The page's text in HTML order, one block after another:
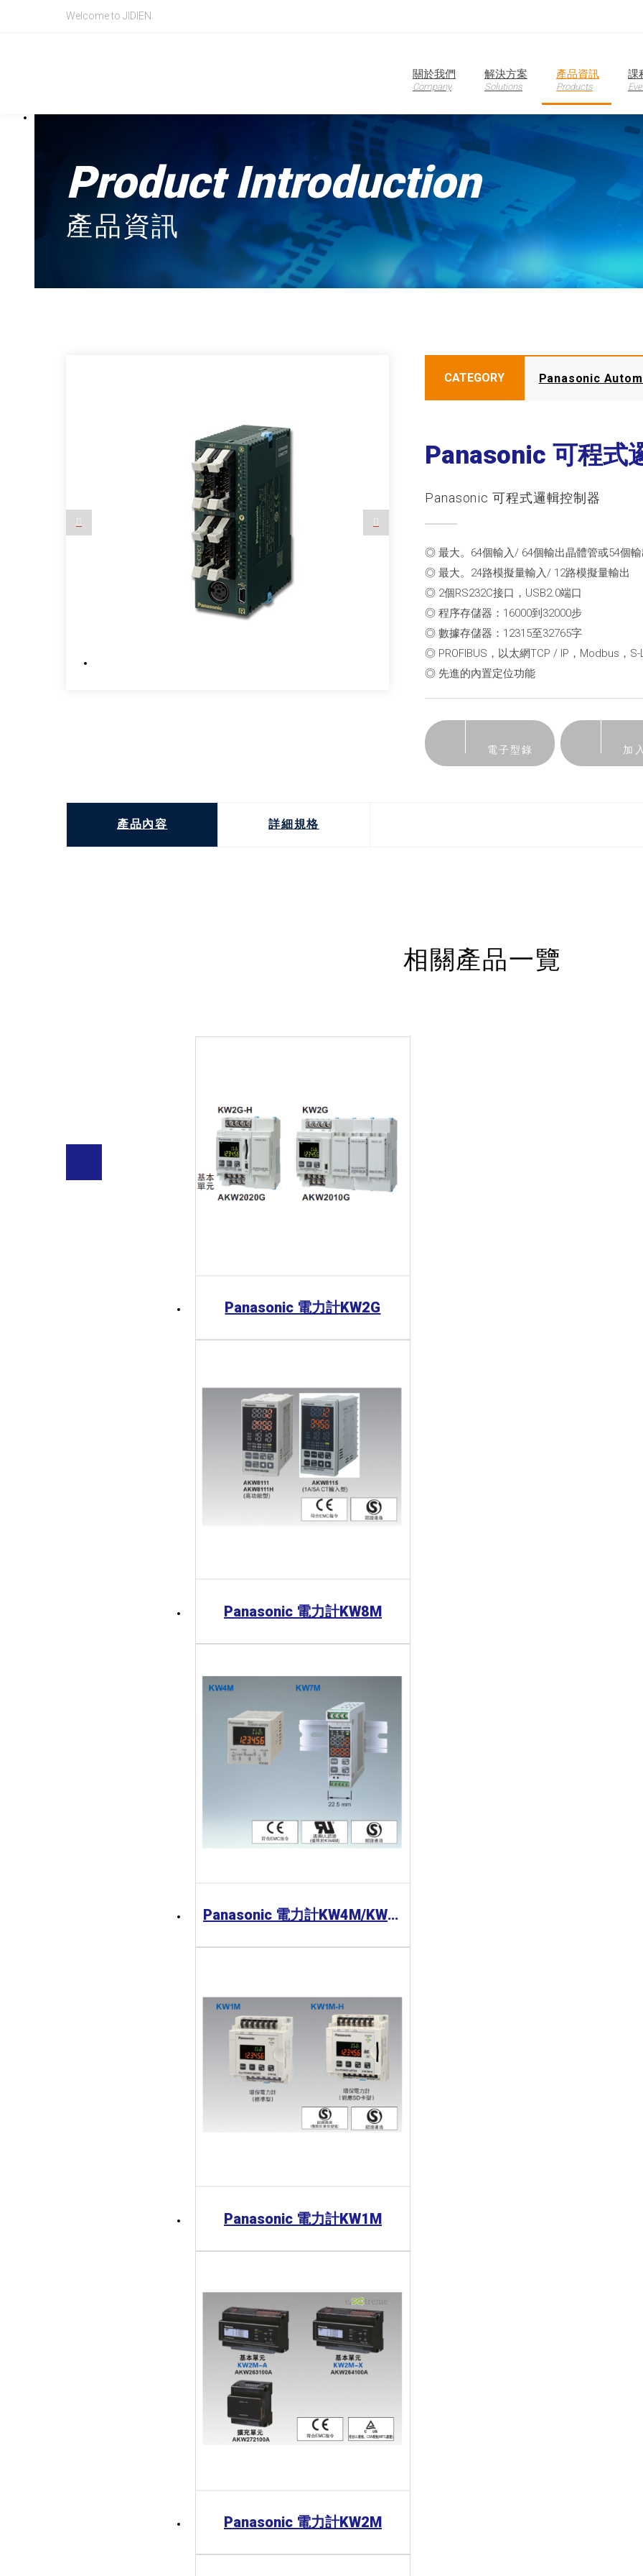
Panasonic 可程式邏輯控制器, Panasonic, FP0R
Welcome to JIDIEN
關於我們
Company
解決方案
Solutions
產品資訊
Products
課
Product Introduction
產品資訊
CATEGORY Panasonic
Panasonic 可程式
Panasonic 可程式邏輯控制器
◎ 最大。64個輸入/ 64個輸出晶體管或54個
◎ 最大。24路模擬量輸入/ 12路模擬量輸出
◎ 2個RS232C接口，USB2.0端口
◎ 程序存儲器：16000到32000步
◎ 數據存儲器：12315至32765字
◎ PROFIBUS，以太網TCP / IP，Modbus，S-
◎ 先進的內置定位功能
電子型錄 加
產品內容 詳細規格
相關產品一覽
Panasonic 電力計KW2G
Panasonic 電力計KW8M
Panasonic 電力計KW4M/KW7M
Panasonic 電力計KW1M
Panasonic 電力計KW2M